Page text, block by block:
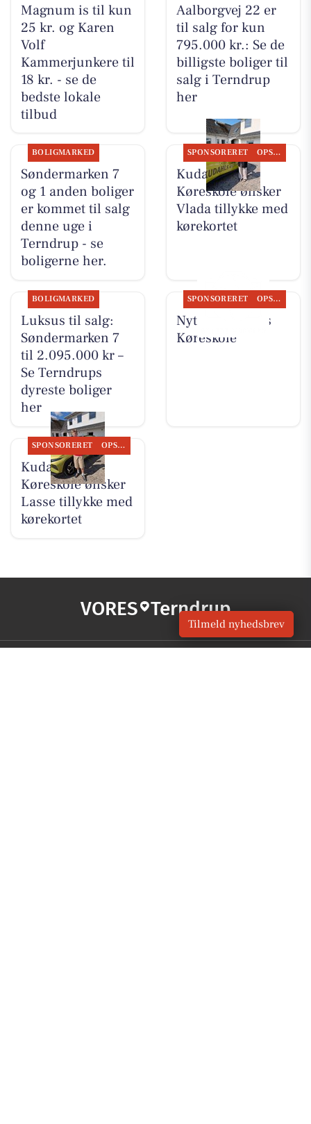
Magnum is til kun
25 kr. og Karen
Volf
Kammerjunkere til
18 kr. - se de
bedste lokale
tilbud
Aalborgvej 22 er
til salg for kun
795.000 kr.: Se de
billigste boliger til
salg i Terndrup
her
BOLIGMARKED
Søndermarken 7
og 1 anden boliger
er kommet til salg
denne uge i
Terndrup - se
boligerne her.
SPONSORERET OPSLAGSTAVLEN
Kudahls
Køreskole ønsker
Vlada tillykke med
kørekortet
BOLIGMARKED
Luksus til salg:
Søndermarken 7
til 2.095.000 kr –
Se Terndrups
dyreste boliger
her
SPONSORERET OPSLAGSTAVLEN
Nyt fra Kudahls
Køreskole
SPONSORERET OPSLAGSTAVLEN
Kudahls
Køreskole ønsker
Lasse tillykke med
kørekortet
VORES Terndrup
Tilmeld nyhedsbrev